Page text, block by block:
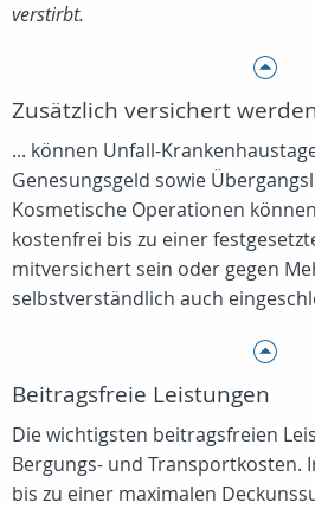
verstirbt.
Zusätzlich versichert
... können Unfall-
Genesungsgeld sowie
Kosmetische Operationen
kostenfrei bis zu einer
mitversichert sein oder gegen
selbstverständlich auch
Beitragsfreie Leistungen
Die wichtigsten beitragsfreien
Bergungs- und Transportkosten.
bis zu einer maximalen